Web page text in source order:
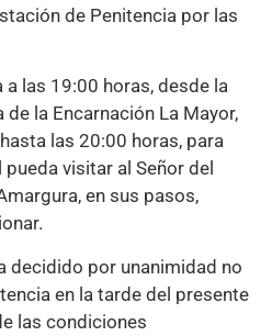
de Penitencia por las
las 19:00 horas, desde la
la Encarnación La Mayor,
las 20:00 horas, para
visitar al Señor del
en sus pasos,
decidido por unanimidad no
en la tarde del presente
las condiciones